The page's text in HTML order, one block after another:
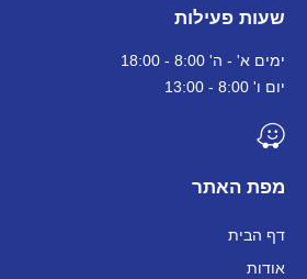
מפת האתר
דף הבית
אודות
שעות פעילות
ימים א' - ה' 8:00 - 18:00
יום ו' 8:00 - 13:00